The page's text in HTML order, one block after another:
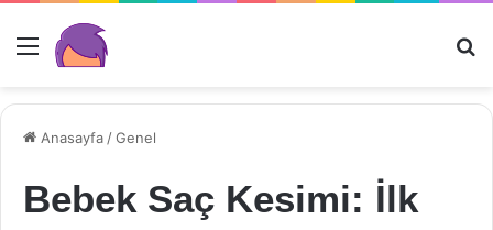
Menü
Anasayfa /Genel
Bebek Saç Kesimi: İlk